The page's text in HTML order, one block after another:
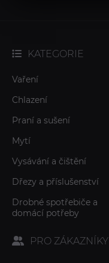
KATEGORIE
Vaření
Chlazení
Praní a sušení
Mytí
Vysávání a čištění
Dřezy a příslušenství
Drobné spotřebiče a
domácí potřeby
PRO ZÁKAZNÍKY